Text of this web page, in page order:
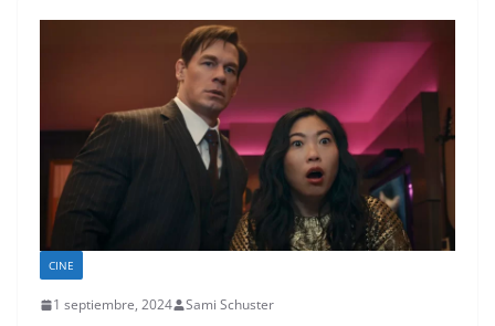
CINE
1 septiembre, 2024 Sami Schuster